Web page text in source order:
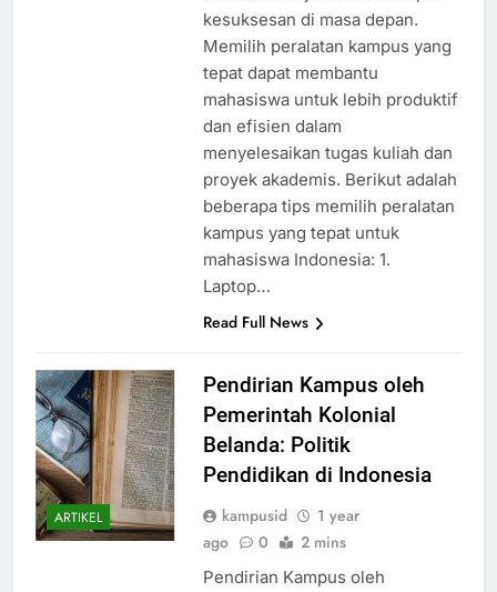
kesuksesan di masa depan.
Memilih peralatan kampus yang
tepat dapat membantu
mahasiswa untuk lebih produktif
dan efisien dalam
menyelesaikan tugas kuliah dan
proyek akademis. Berikut adalah
beberapa tips memilih peralatan
kampus yang tepat untuk
mahasiswa Indonesia: 1.
Laptop…
Read Full News
ARTIKEL
Pendirian Kampus oleh
Pemerintah Kolonial
Belanda: Politik
Pendidikan di Indonesia
kampusid
1 year
ago
0 2 mins
Pendirian Kampus oleh